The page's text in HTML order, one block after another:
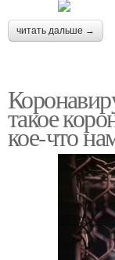
читать дальше →
такое
кое-что